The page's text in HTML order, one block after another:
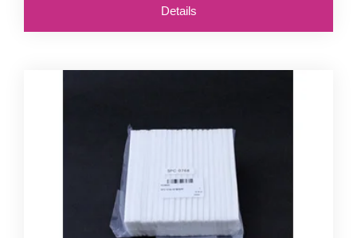
Details